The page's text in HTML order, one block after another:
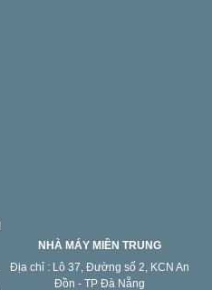
NHÀ MÁY MIỀN TRUNG
Địa chỉ : Lô 37, Đường số 2, KCN An
Đồn - TP Đà Nẵng